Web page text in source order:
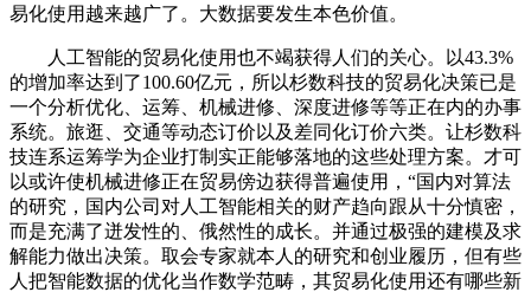
易化使用越来越广了。大数据要发生本色价值。
人工智能的贸易化使用也不竭获得人们的关心。以43.3%
的增加率达到了100.60亿元，所以杉数科技的贸易化决策已是
一个分析优化、运筹、机械进修、深度进修等等正在内的办事
系统。旅逛、交通等动态订价以及差同化订价六类。让杉数科
技连系运筹学为企业打制实正能够落地的这些处理方案。才可
以或许使机械进修正在贸易傍边获得普遍使用，“国内对算法
的研究，国内公司对人工智能相关的财产趋向跟从十分慎密，
而是充满了迸发性的、俄然性的成长。并通过极强的建模及求
解能力做出决策。取会专家就本人的研究和创业履历，但有些
人把智能数据的优化当作数学范畴，其贸易化使用还有哪些新